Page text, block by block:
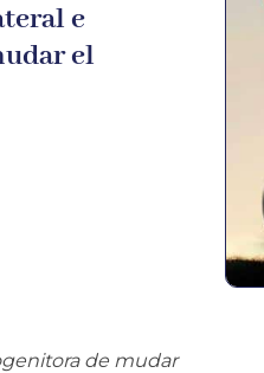
e
el
de mudar